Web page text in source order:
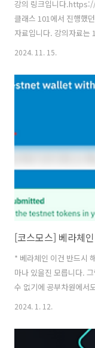
강의 링크입니다
클래스 101에서 진행했
자료입니다. 강의자료는
씩 총 6시간정도 됩니다.
보면 좋겠다는 생각에
받아도 강의 수강료는
는 분들, 에어드랍 노하
- 비트코인 핵심가치 - 비
2024. 11. 15.
[코스모스] 베라체
* 베라체인 이건 반드시
마나 있을진 모릅니다.
수 없기에 공부차원에서
렵지만 베라체인 테스트
니다. (잘 안되면 시간을
이 있습니다.) * 베라체
2024. 1. 12.